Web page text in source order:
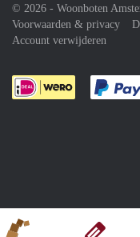
© 2026 - Woonboten
Voorwaarden & privacy
Account verwijderen